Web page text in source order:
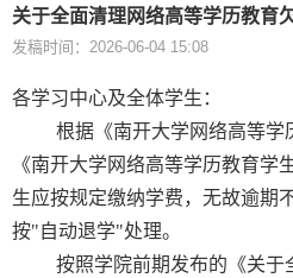
关于全面清理网络高等学历教育
发稿时间：2026-06-04 15:08
各学习中心及全体学生：
根据《南开大学网络高等学
《南开大学网络高等学历教育学
生应按规定缴纳学费，无故逾期
按"自动退学"处理。
按照学院前期发布的《关于